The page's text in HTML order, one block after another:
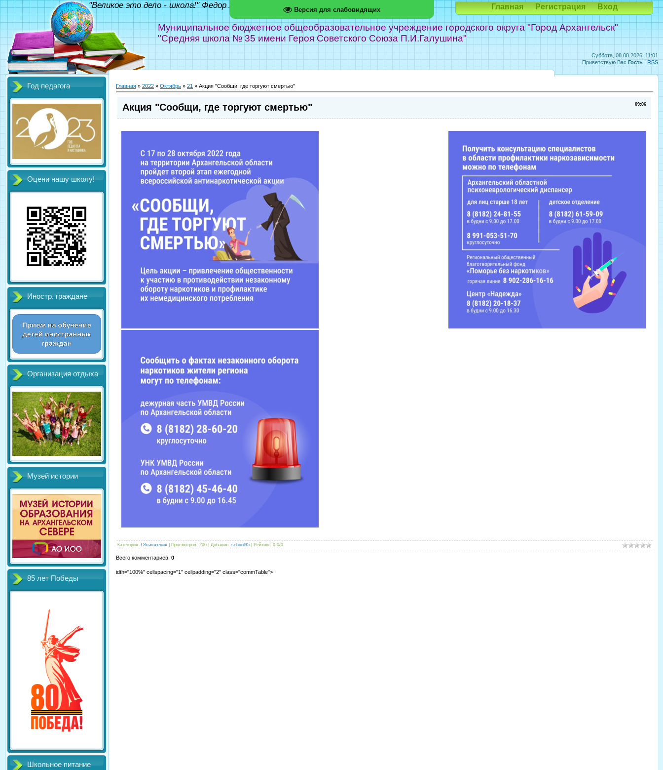
Версия для слабовидящих
Суббота, 08.08.2026, 11:01
Приветствую Вас Гость | RSS
Муниципальное бюджетное общеобразовательное учреждение городского округа "Город Архангельск"
"Средняя школа № 35 имени Героя Советского Союза П.И.Галушина"
"Великое это дело - школа!" Федор Абрамов Главная Регистрация Вход
Год педагога
Оцени нашу школу!
Иностр. граждане
Организация отдыха
Музей истории
85 лет Победы
Школьное питание
Главная » 2022 » Октябрь » 21 » Акция "Сообщи, где торгуют смертью"
09:06
Акция "Сообщи, где торгуют смертью"
Категория: Объявления Просмотров: 206 Добавил: school35 Рейтинг: 0.0/0
Всего комментариев: 0
idth="100%" cellspacing="1" cellpadding="2" class="commTable">